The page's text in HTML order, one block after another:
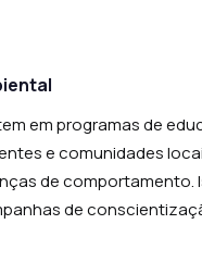
em programas de
e comunidades
de comportamento.
de